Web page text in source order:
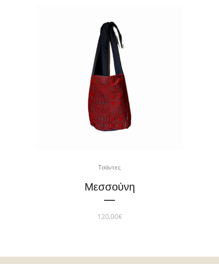
Τσάντες
Μεσσούνη
120,00€